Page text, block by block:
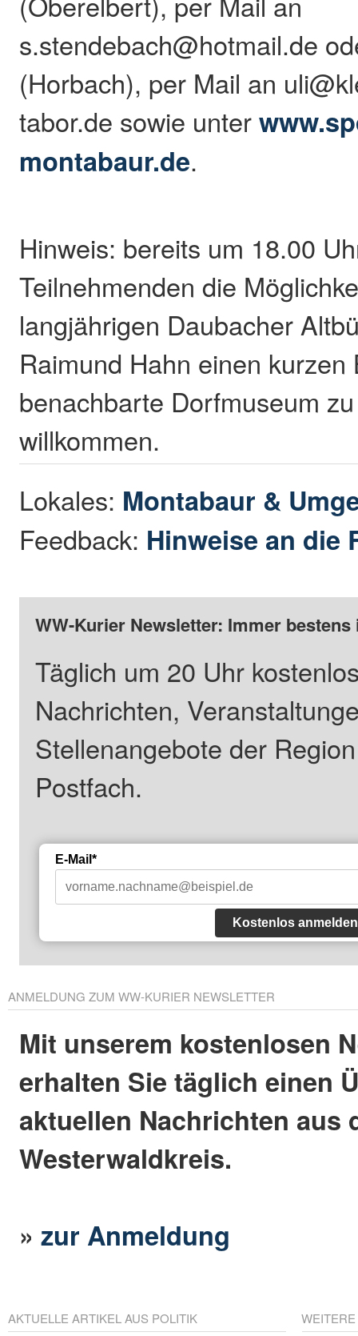
s.stendebach@hotmail.de
(Horbach), per Mail an
tabor.de sowie unter
montabaur.de.
Hinweis: bereits um 18.00
Teilnehmenden die
langjährigen Daubacher
Raimund Hahn einen kurzen
benachbarte Dorfmuseum
willkommen.
Lokales: Montabaur &
Feedback: Hinweise an die
WW-Kurier Newsletter: Immer
Täglich um 20 Uhr
Nachrichten,
Stellenangebote der
Postfach.
E-Mail*
Kostenlos anmelden
ANMELDUNG ZUM WW-KURIER NEWSLETTER
Mit unserem kostenlosen
erhalten Sie täglich einen
aktuellen Nachrichten aus
Westerwaldkreis.
»zur Anmeldung
AKTUELLE ARTIKEL AUS POLITIK